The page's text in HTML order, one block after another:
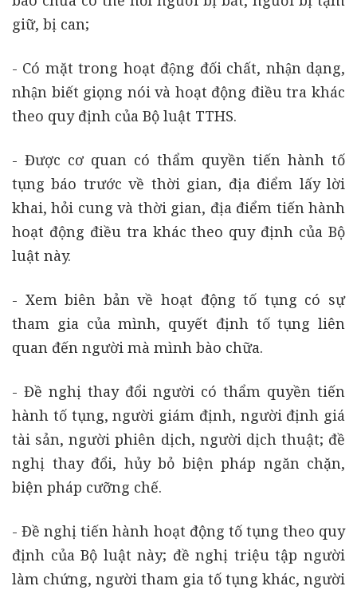
giữ, bị can;
- Có mặt trong hoạt động đối chất, nhận dạng,
nhận biết giọng nói và hoạt động điều tra khác
theo quy định của Bộ luật TTHS.
- Được cơ quan có thẩm quyền tiến hành tố
tụng báo trước về thời gian, địa điểm lấy lời
khai, hỏi cung và thời gian, địa điểm tiến hành
hoạt động điều tra khác theo quy định của Bộ
luật này.
- Xem biên bản về hoạt động tố tụng có sự
tham gia của mình, quyết định tố tụng liên
quan đến người mà mình bào chữa.
- Đề nghị thay đổi người có thẩm quyền tiến
hành tố tụng, người giám định, người định giá
tài sản, người phiên dịch, người dịch thuật; đề
nghị thay đổi, hủy bỏ biện pháp ngăn chặn,
biện pháp cưỡng chế.
- Đề nghị tiến hành hoạt động tố tụng theo quy
định của Bộ luật này; đề nghị triệu tập người
làm chứng, người tham gia tố tụng khác, người